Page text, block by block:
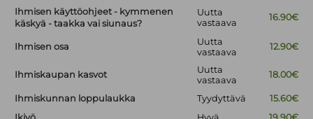
Ihmisen käyttöohjeet - kymmenen
käskyä - taakka vai siunaus?
Uutta
vastaava
16.90€
Ihmisen osa
Uutta
vastaava
12.90€
Ihmiskaupan kasvot
Uutta
vastaava
18.00€
Ihmiskunnan loppulaukka Tyydyttävä
15.60€